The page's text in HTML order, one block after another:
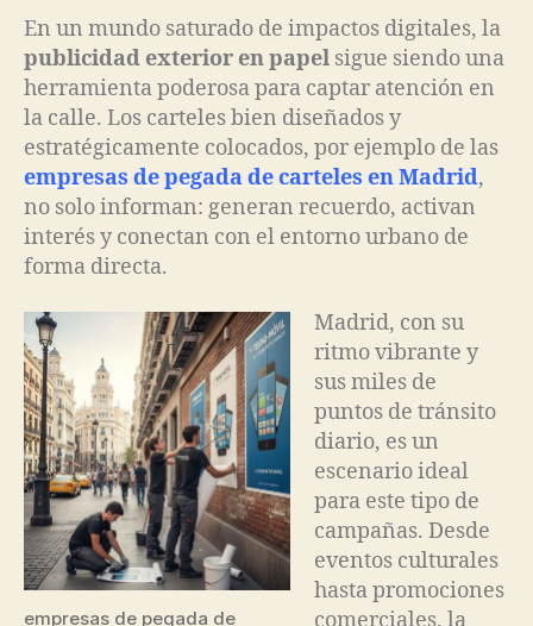
En un mundo saturado de impactos digitales, la
publicidad exterior en papel sigue siendo una
herramienta poderosa para captar atención en
la calle. Los carteles bien diseñados y
estratégicamente colocados, por ejemplo de las
empresas de pegada de carteles en Madrid,
no solo informan: generan recuerdo, activan
interés y conectan con el entorno urbano de
forma directa.
empresas de pegada de
Madrid, con su
ritmo vibrante y
sus miles de
puntos de tránsito
diario, es un
escenario ideal
para este tipo de
campañas. Desde
eventos culturales
hasta promociones